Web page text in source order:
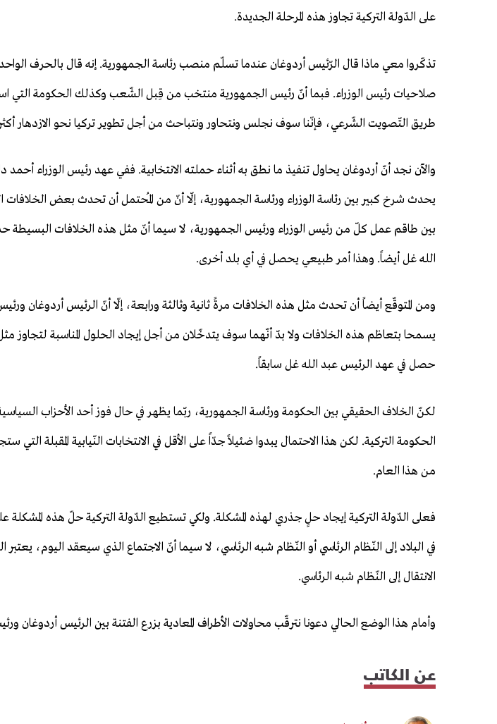
على الدّولة التركية تجاوز هذه المرحلة الجديدة.
تذكّروا معي ماذا قال الرّئيس أردوغان عندما تسلّم منصب رئاسة الجمهورية. إنه قال بالحرف
صلاحيات رئيس الوزراء. فبما أنّ رئيس الجمهورية منتخب من قِبل الشّعب وكذلك الحكومة التي
طريق التّصويت الشّرعي، فإنّنا سوف نجلس ونتحاور ونتباحث من أجل تطوير تركيا نحو الازدهار
والآن نجد أنّ أردوغان يحاول تنفيذ ما نطق به أثناء حملته الانتخابية. ففي عهد رئيس الوزراء أحمد
يحدث شرخ كبير بين رئاسة الوزراء ورئاسة الجمهورية، إلّا أنّ من المُحتمل أن تحدث بعض
بين طاقم عمل كلّ من رئيس الوزراء ورئيس الجمهورية، لا سيما أنّ مثل هذه الخلافات البسيطة
الله غل أيضاً. وهذا أمر طبيعي يحصل في أي بلد أخرى.
ومن المتوقّع أيضاً أن تحدث مثل هذه الخلافات مرةً ثانية وثالثة ورابعة، إلّا أنّ الرئيس أردوغان
يسمحا بتعاظم هذه الخلافات ولا بدّ أنّهما سوف يتدخّلان من أجل إيجاد الحلول المناسبة لتجاوز
حصل في عهد الرئيس عبد الله غل سابقاً.
لكنّ الخلاف الحقيقي بين الحكومة ورئاسة الجمهورية، ربّما يظهر في حال فوز أحد الأحزاب
الحكومة التركية. لكن هذا الاحتمال يبدوا ضئيلاً جدّاً على الأقل في الانتخابات النّيابية المقبلة التي
من هذا العام.
فعلى الدّولة التركية إيجاد حلٍ جذري لهذه المشكلة. ولكي تستطيع الدّولة التركية حلّ هذه المشكلة
في البلاد إلى النّظام الرئاسي أو النّظام شبه الرئاسي، لا سيما أنّ الاجتماع الذي سيعقد اليوم، يعتبر
الانتقال إلى النّظام شبه الرئاسي.
وأمام هذا الوضع الحالي دعونا نترقّب محاولات الأطراف المعادية بزرع الفتنة بين الرئيس أردوغان
عن الكاتب